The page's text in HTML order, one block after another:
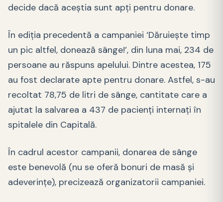
decide dacă aceştia sunt apţi pentru donare.
În ediţia precedentă a campaniei ‘Dăruieşte timp
un pic altfel, donează sânge!’, din luna mai, 234 de
persoane au răspuns apelului. Dintre acestea, 175
au fost declarate apte pentru donare. Astfel, s-au
recoltat 78,75 de litri de sânge, cantitate care a
ajutat la salvarea a 437 de pacienţi internaţi în
spitalele din Capitală.
În cadrul acestor campanii, donarea de sânge
este benevolă (nu se oferă bonuri de masă şi
adeverinţe), precizează organizatorii campaniei.